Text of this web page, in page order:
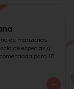
de manzanas
de especias y
para 10